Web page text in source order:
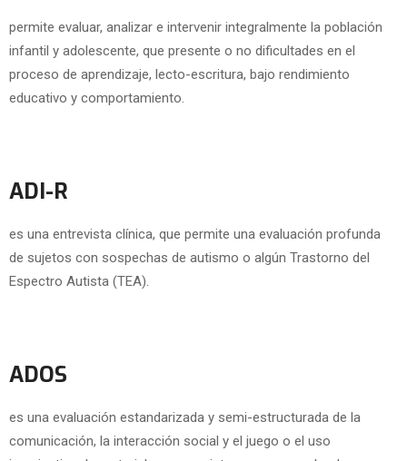
permite evaluar, analizar e intervenir integralmente la población
infantil y adolescente, que presente o no dificultades en el
proceso de aprendizaje, lecto-escritura, bajo rendimiento
educativo y comportamiento.
ADI-R
es una entrevista clínica, que permite una evaluación profunda
de sujetos con sospechas de autismo o algún Trastorno del
Espectro Autista (TEA).
ADOS
es una evaluación estandarizada y semi-estructurada de la
comunicación, la interacción social y el juego o el uso